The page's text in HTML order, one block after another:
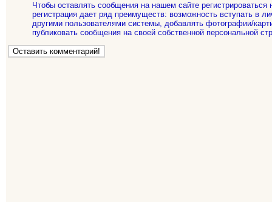
Чтобы оставлять сообщения на нашем сайте регистрироваться
регистрация дает ряд преимуществ: возможность вступать в
другими пользователями системы, добавлять фотографии/
публиковать сообщения на своей собственной персональной